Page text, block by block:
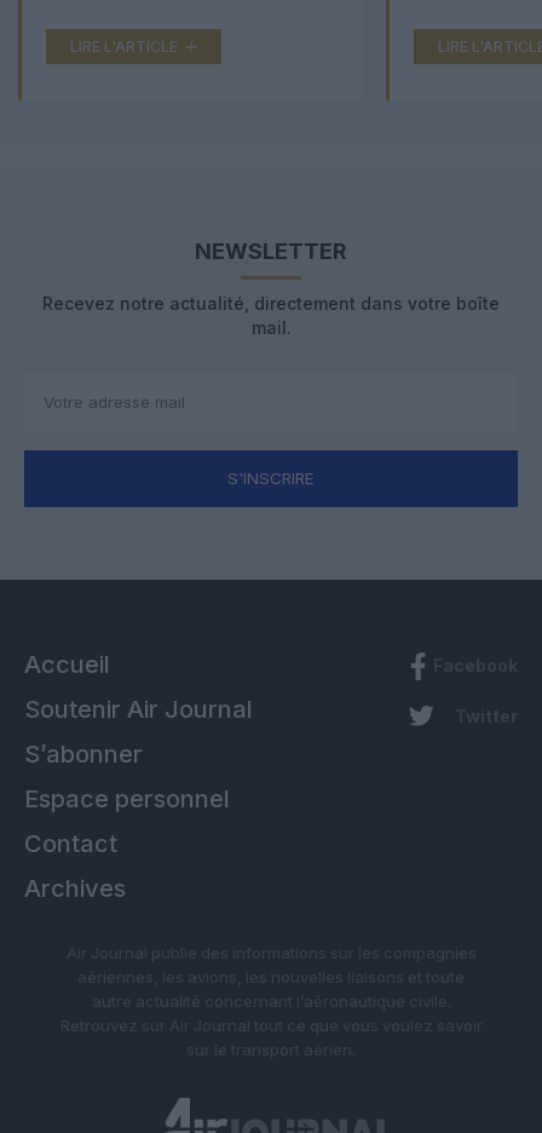
LIRE L'ARTICLE LIRE
NEWSLETTER
Recevez notre actualité, directement dans votre boîte
mail.
S'INSCRIRE
Accueil
Soutenir Air Journal
S’abonner
Espace personnel
Contact
Archives